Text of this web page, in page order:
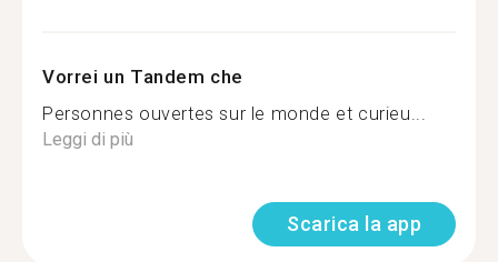
Vorrei un Tandem che
Personnes ouvertes sur le monde et curieu...
Leggi di più
Scarica la app